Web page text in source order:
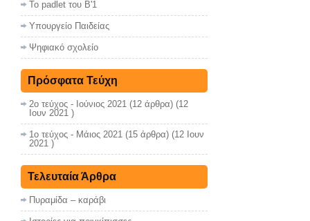
Το padlet του Β'1
Υπουργείο Παιδείας
Ψηφιακό σχολείο
Πρόσφατα Τεύχη
2ο τεύχος - Ιούνιος 2021 (12 άρθρα) (12
Ιουν 2021 )
1ο τεύχος - Μάιος 2021 (15 άρθρα) (12 Ιουν
2021 )
Τελευταία Άρθρα
Πυραμίδα – καράβι